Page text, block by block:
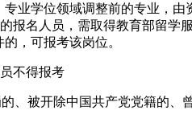
业学位领域调整前的专业，
报名人员，需取得教育部留学
，可报考该岗位。
不得报考
被开除中国共产党党籍的、